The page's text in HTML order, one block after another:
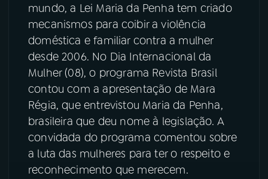
08 FESTIVAL DE MÚSICA
ACOMPANHE A RÁDIO NACIONAL
YouTube Facebook
Instagram X
TikTok
mundo, a Lei Maria da Penha tem criado
mecanismos para coibir a violência
doméstica e familiar contra a mulher
desde 2006. No Dia Internacional da
Mulher (08), o programa Revista Brasil
contou com a apresentação de Mara
Régia, que entrevistou Maria da Penha,
brasileira que deu nome à legislação. A
convidada do programa comentou sobre
a luta das mulheres para ter o respeito e
reconhecimento que merecem.